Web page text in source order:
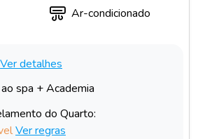
Ar-condicionado
Ver detalhes
spa + Academia
do Quarto:
Ver regras